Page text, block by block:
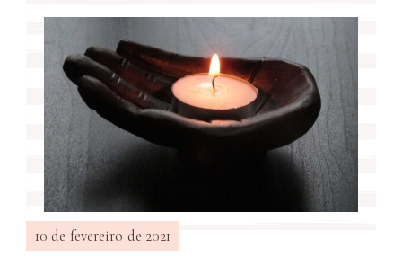
10 de fevereiro de 2021